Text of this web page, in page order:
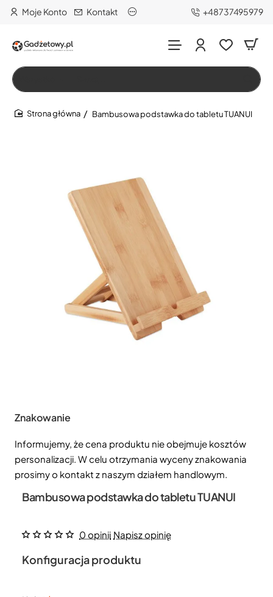
Moje Konto Kontakt +48737495979
Szukaj…
Bambusowa podstawka do tabletu TUANUI
Znakowanie
Informujemy, że cena produktu nie obejmuje kosztów
personalizacji. W celu otrzymania wyceny znakowania
prosimy o kontakt z naszym działem handlowym.
Bambusowa podstawka do tabletu TUANUI
0 opinii Napisz opinię
Konfiguracja produktu